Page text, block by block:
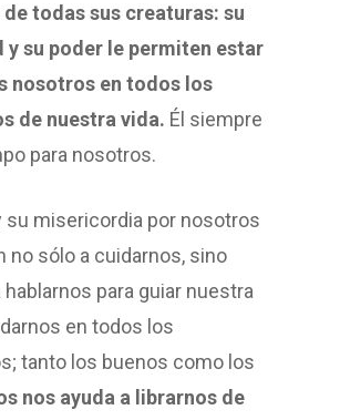
todas sus creaturas: su
y su poder le permiten estar
nosotros en todos los
de nuestra vida. Él siempre
para nosotros.
su misericordia por nosotros
no sólo a cuidarnos, sino
para guiar nuestra
en todos los
tanto los buenos como los
nos ayuda a librarnos de